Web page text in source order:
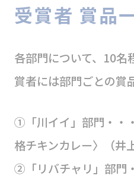
受賞者 賞品
各部門について、10名
賞者には部門ごとの賞
①「川イイ」部門・・
格チキンカレー〉（井
②「リバチャリ」部門